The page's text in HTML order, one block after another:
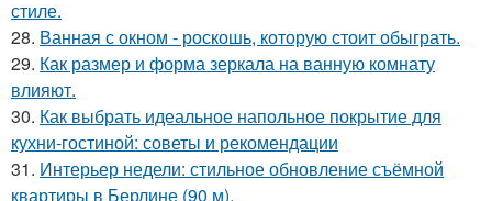
стиле.
28. Ванная с окном - роскошь, которую стоит обыграть.
29. Как размер и форма зеркала на ванную комнату
влияют.
30. Как выбрать идеальное напольное покрытие для
кухни-гостиной: советы и рекомендации
31. Интерьер недели: стильное обновление съёмной
квартиры в Берлине (90 м).